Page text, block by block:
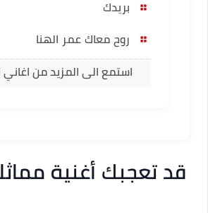
بريدك
روح معاك عمر الهنا
استمع الى المزيد من اغاني
قد تعجبك أغنية